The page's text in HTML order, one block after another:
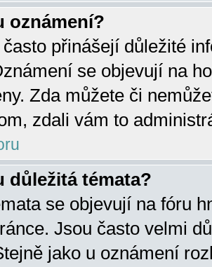
oznámení?
přinášejí důležité
se objevují na
Zda můžete či
zdali vám to
důležitá témata?
se objevují na fóru
Jsou často velmi
jako u oznámení